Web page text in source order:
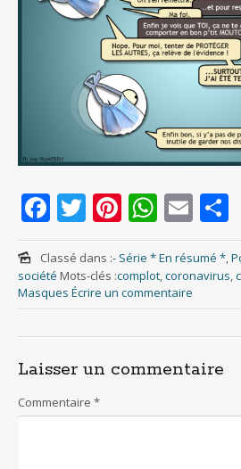
F
ac
e
b
o
o
k
T
w
itt
er
Pi
nt
er
e
st
W
h
at
s
A
p
p
E
m
ai
l
Classé dans :- Série * En résumé *,
société Mots-clés :complot,coronavirus,
Masques Écrire un commentaire
Laisser un commentaire
Commentaire *